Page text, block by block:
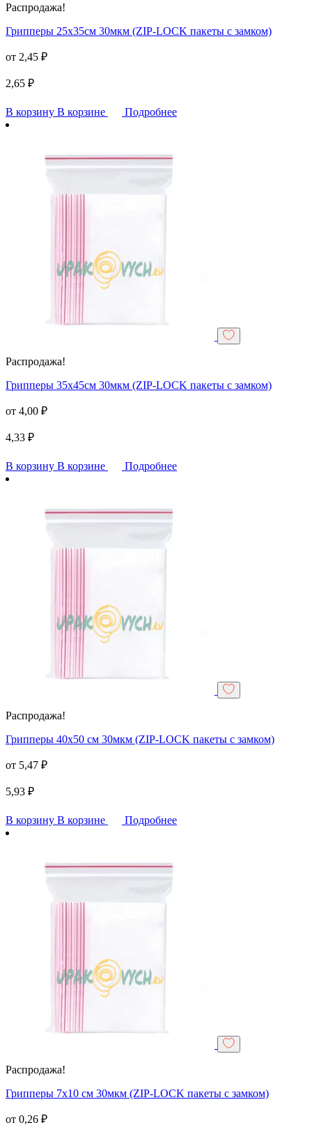
Распродажа!
Грипперы 25х35см 30мкм (ZIP-LOCK пакеты с замком)
от 2,45 ₽
2,65 ₽
В корзину В корзине Подробнее
Распродажа!
Грипперы 35х45см 30мкм (ZIP-LOCK пакеты с замком)
от 4,00 ₽
4,33 ₽
В корзину В корзине Подробнее
Распродажа!
Грипперы 40х50 см 30мкм (ZIP-LOCK пакеты с замком)
от 5,47 ₽
5,93 ₽
В корзину В корзине Подробнее
Распродажа!
Грипперы 7х10 см 30мкм (ZIP-LOCK пакеты с замком)
от 0,26 ₽